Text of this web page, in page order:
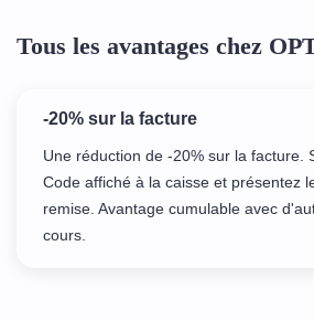
Tous les avantages chez
-20% sur la facture
Une réduction de -20% sur la facture.
Code affiché à la caisse et présentez
remise. Avantage cumulable avec
cours.